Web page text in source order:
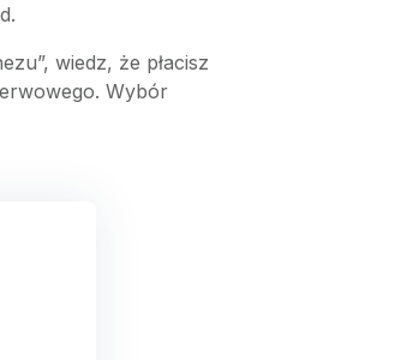
wiedz, że płacisz
Wybór